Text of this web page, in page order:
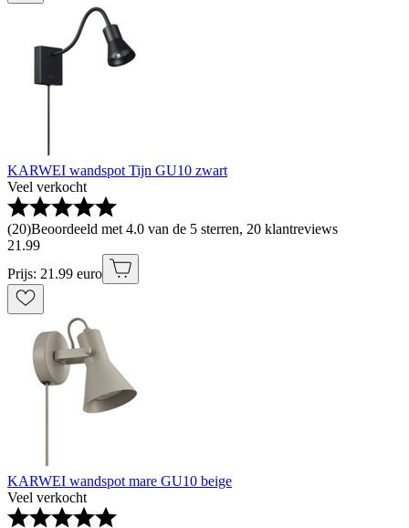
KARWEI wandspot Tijn GU10 zwart
Veel verkocht
(20)Beoordeeld met 4.0 van de 5 sterren, 20 klantreviews
21 .99
Prijs: 21.99 euro
KARWEI wandspot mare GU10 beige
Veel verkocht